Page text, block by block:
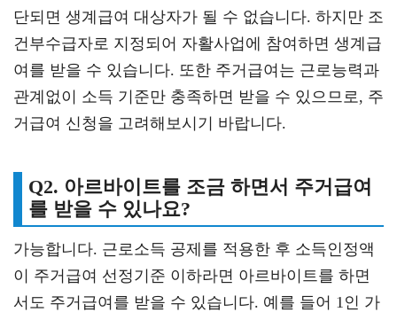
단되면 생계급여 대상자가 될 수 없습니다. 하지만 조
건부수급자로 지정되어 자활사업에 참여하면 생계급
여를 받을 수 있습니다. 또한 주거급여는 근로능력과
관계없이 소득 기준만 충족하면 받을 수 있으므로, 주
거급여 신청을 고려해보시기 바랍니다.
Q2. 아르바이트를 조금 하면서 주거급여
를 받을 수 있나요?
가능합니다. 근로소득 공제를 적용한 후 소득인정액
이 주거급여 선정기준 이하라면 아르바이트를 하면
서도 주거급여를 받을 수 있습니다. 예를 들어 1인 가